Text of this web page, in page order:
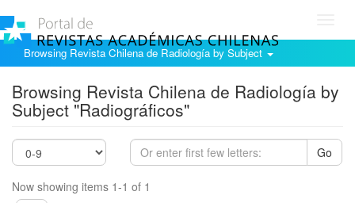
Browsing Revista Chilena de Radiología by Subject
Browsing Revista Chilena de Radiología by
Subject "Radiográficos"
Go
Now showing items 1-1 of 1